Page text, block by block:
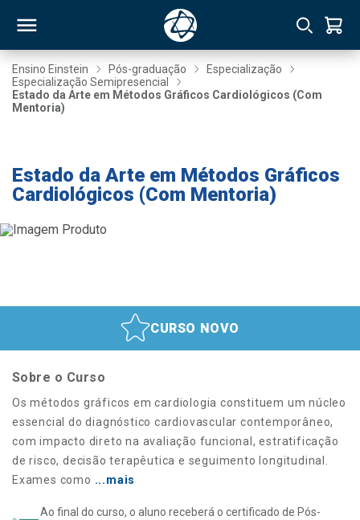
Ensino Einstein Pós-graduação
Especialização
Especialização Semipresencial
Estado da Arte em Métodos Gráficos Cardiológicos (Com
Mentoria)
Estado da Arte em Métodos Gráficos
Cardiológicos (Com Mentoria)
CURSO NOVO
Sobre o Curso
Os métodos gráficos em cardiologia constituem um núcleo
essencial do diagnóstico cardiovascular contemporâneo,
com impacto direto na avaliação funcional, estratificação
de risco, decisão terapêutica e seguimento longitudinal.
Exames como ...mais
Ao final do curso, o aluno receberá o certificado de Pós-